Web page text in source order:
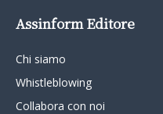
Assinform Editore
Chi siamo
Whistleblowing
Collabora con noi